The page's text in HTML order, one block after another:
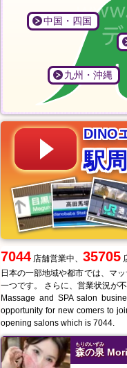
つづき見る？
バービーはぼった2026-
抜きをPRしてお金をふっ
Healing Body Spa 東京➠用賀駅
2026-07-23
0364557955
ページ： |1|2| ...329
中国・四国
九州・沖縄
DINO
駅
7044 店舗営業中、 35705
日本の一部地域や都市では、マ
一つです。 さらに、営業状況が
Massage and SPA salon
opportunity for new comers to
opening salons which is 7044.
森の泉
もりのいずみ